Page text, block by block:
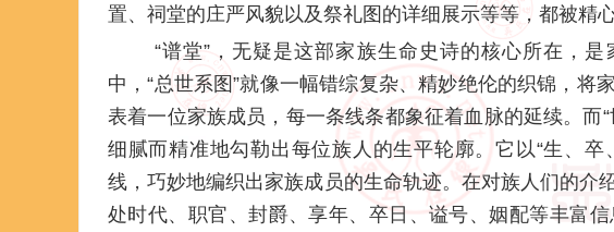
置、祠堂的庄严风貌以及祭礼图的详细展示等等，都被精
“谱堂”，无疑是这部家族生命史诗的核心所在，
中，“总世系图”就像一幅错综复杂、精妙绝伦的织锦，将
表着一位家族成员，每一条线条都象征着血脉的延续。而
细腻而精准地勾勒出每位族人的生平轮廓。它以“生、卒
线，巧妙地编织出家族成员的生命轨迹。在对族人们的介
处时代、职官、封爵、享年、卒日、谥号、姻配等丰富